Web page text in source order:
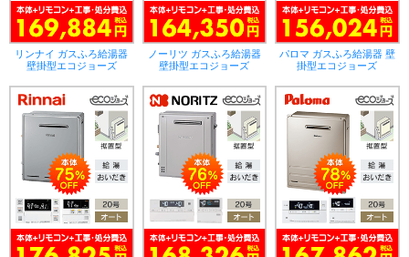
リンナイ ガスふろ給湯器
壁掛型エコジョーズ
ノーリツ ガスふろ給湯器
壁掛型エコジョーズ
パロマ ガスふろ給湯器 壁
掛型エコジョーズ